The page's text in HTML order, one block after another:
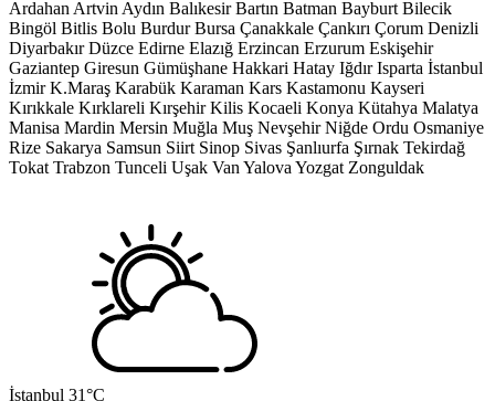
Ardahan Artvin Aydın Balıkesir Bartın Batman Bayburt Bilecik
Bingöl Bitlis Bolu Burdur Bursa Çanakkale Çankırı Çorum Denizli
Diyarbakır Düzce Edirne Elazığ Erzincan Erzurum Eskişehir
Gaziantep Giresun Gümüşhane Hakkari Hatay Iğdır Isparta İstanbul
İzmir K.Maraş Karabük Karaman Kars Kastamonu Kayseri
Kırıkkale Kırklareli Kırşehir Kilis Kocaeli Konya Kütahya Malatya
Manisa Mardin Mersin Muğla Muş Nevşehir Niğde Ordu Osmaniye
Rize Sakarya Samsun Siirt Sinop Sivas Şanlıurfa Şırnak Tekirdağ
Tokat Trabzon Tunceli Uşak Van Yalova Yozgat Zonguldak
İstanbul 31°C